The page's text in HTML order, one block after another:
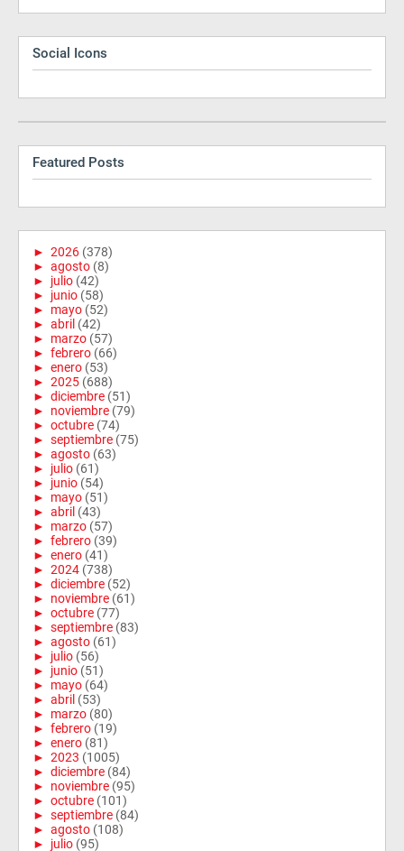
Social Icons
Featured Posts
► 2026 (378)
► agosto (8)
► julio (42)
► junio (58)
► mayo (52)
► abril (42)
► marzo (57)
► febrero (66)
► enero (53)
► 2025 (688)
► diciembre (51)
► noviembre (79)
► octubre (74)
► septiembre (75)
► agosto (63)
► julio (61)
► junio (54)
► mayo (51)
► abril (43)
► marzo (57)
► febrero (39)
► enero (41)
► 2024 (738)
► diciembre (52)
► noviembre (61)
► octubre (77)
► septiembre (83)
► agosto (61)
► julio (56)
► junio (51)
► mayo (64)
► abril (53)
► marzo (80)
► febrero (19)
► enero (81)
► 2023 (1005)
► diciembre (84)
► noviembre (95)
► octubre (101)
► septiembre (84)
► agosto (108)
► julio (95)